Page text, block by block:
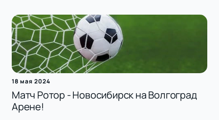
18 мая 2024
Матч Ротор - Новосибирск на Волгоград
Арене!